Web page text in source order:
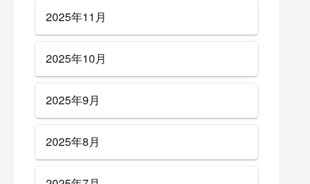
2025年11月
2025年10月
2025年9月
2025年8月